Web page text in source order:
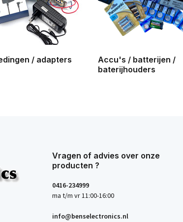
/ adapters
Accu's / batterijen /
baterijhouders
Vragen of advies over onze
producten ?
0416-234999
ma t/m vr 11:00-16:00
info@benselectronics.nl